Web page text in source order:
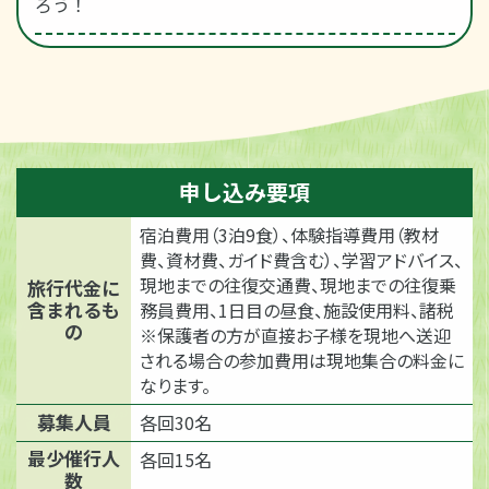
申し込み要項
旅行代金に
含まれるも
の
宿泊費用（3泊9食）、体験指導費用（教材
費、資材費、ガイド費含む）、学習アドバイス、
現地までの往復交通費、現地までの往復乗
務員費用、1日目の昼食、施設使用料、諸税
※保護者の方が直接お子様を現地へ送迎
される場合の参加費用は現地集合の料金に
なります。
募集人員 各回30名
最少催行人
数
各回15名